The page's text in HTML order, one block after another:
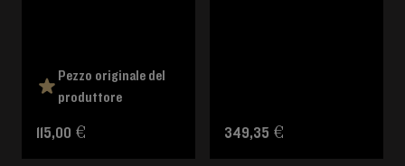
Pezzo originale del
produttore
115,00 € 349,35 €